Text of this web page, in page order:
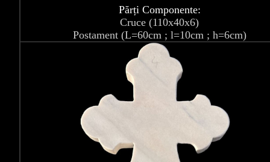
Părți Componente:
Cruce (110x40x6)
Postament (L=60cm ; l=10cm ; h=6cm)